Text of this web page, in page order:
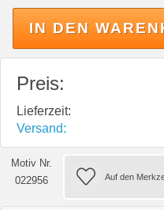
IN DEN
Preis:
Lieferzeit:
Versand:
Motiv Nr.
022956